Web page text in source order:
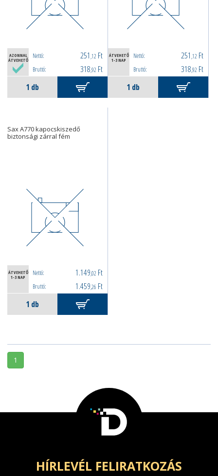
AZONNAL
ÁTVEHETŐ
Nettó: 251 ,12 Ft
Bruttó: 318,92 Ft
ÁTVEHETŐ
1-3 NAP
Nettó: 251 ,12 Ft
Bruttó: 318,92 Ft
Sax A770 kapocskiszedő
biztonsági zárral fém
ÁTVEHETŐ
1-3 NAP
Nettó: 1.149,02 Ft
Bruttó: 1.459,26 Ft
1
HÍRLEVÉL FELIRATKOZÁS